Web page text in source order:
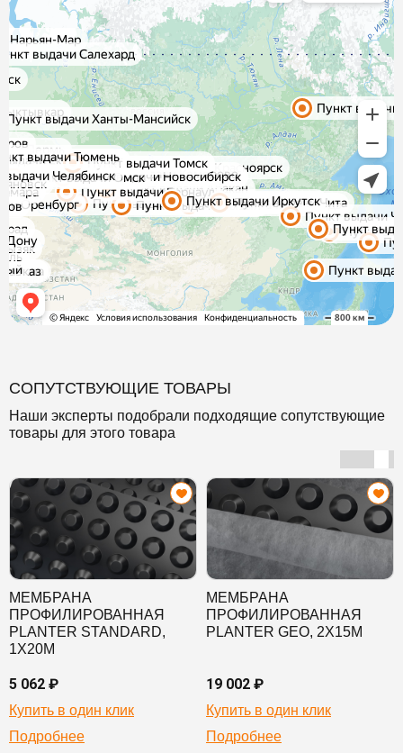
СОПУТСТВУЮЩИЕ ТОВАРЫ
Наши эксперты подобрали подходящие сопутствующие
товары для этого товара
МЕМБРАНА
ПРОФИЛИРОВАННАЯ
PLANTER STANDARD,
1Х20М
5 062 ₽
Купить в один клик
Подробнее
МЕМБРАНА
ПРОФИЛИРОВАННАЯ
PLANTER GEO, 2Х15М
19 002 ₽
Купить в один клик
Подробнее